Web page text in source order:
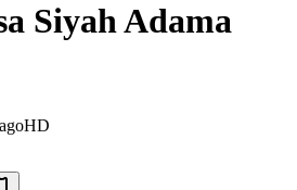
Siyah Adama
HD